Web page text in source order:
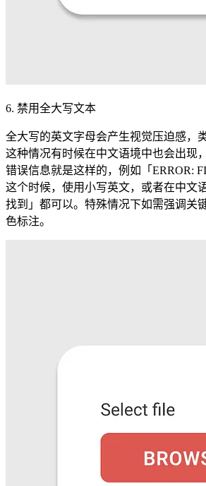
6. 禁用全大写文本
全大写的英文字母会产生视觉压迫感，
这种情况有时候在中文语境中也会出现
错误信息就是这样的，例如「ERROR:
这个时候，使用小写英文，或者在中文
找到」都可以。特殊情况下如需强调关
色标注。